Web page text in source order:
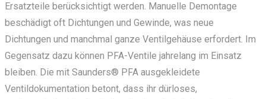
Ersatzteile berücksichtigt werden. Manuelle Demontage
beschädigt oft Dichtungen und Gewinde, was neue
Dichtungen und manchmal ganze Ventilgehäuse erfordert. Im
Gegensatz dazu können PFA-Ventile jahrelang im Einsatz
bleiben. Die mit Saunders® PFA ausgekleidete
Ventildokumentation betont, dass ihr dürloses,